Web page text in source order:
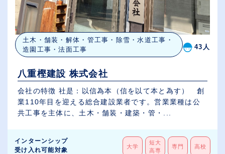
土木・舗装・解体・管工事・除雪・水道工事・
造園工事・法面工事
43人
八重樫建設 株式会社
会社の特徴 社是：以信為本（信を以て本と為す） 創
業110年目を迎える総合建設業者です。営業業種は公
共工事を主体に、土木・舗装・建築・管・...
インターンシップ
受け入れ可能対象
大学
短大
高専
専門 高校